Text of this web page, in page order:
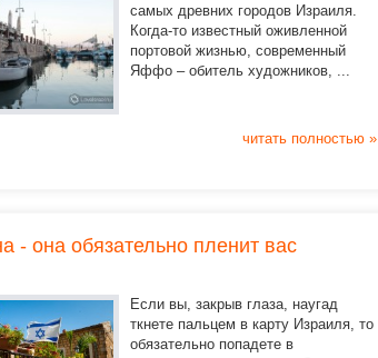
самых древних городов Израиля.
Когда-то известный оживленной
портовой жизнью, современный
Яффо – обитель художников, ...
читать полностью »
- она обязательно пленит вас
Если вы, закрыв глаза, наугад
ткнете пальцем в карту Израиля, то
обязательно попадете в